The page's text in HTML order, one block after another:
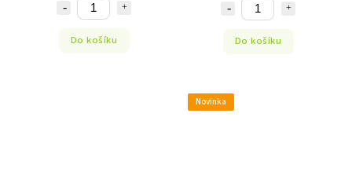
Do košíku Do košíku
Novinka